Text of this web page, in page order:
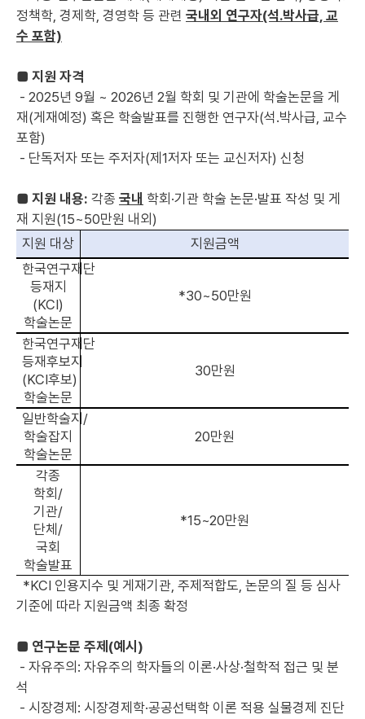
정책학, 경제학, 경영학 등 관련 국내외 연구자(석․박사급, 교
수 포함)
■ 지원 자격
- 2025년 9월 ~ 2026년 2월 학회 및 기관에 학술논문을 게
재(게재예정) 혹은 학술발표를 진행한 연구자(석․박사급, 교수
포함)
- 단독저자 또는 주저자(제1저자 또는 교신저자) 신청
■ 지원 내용: 각종 국내 학회·기관 학술 논문·발표 작성 및 게
재 지원(15~50만원 내외)
지원 대상
지원금액
한국연구재단
등재지
(KCI)
학술논문
*30~50만원
한국연구재단
등재후보지
(KCI후보)
학술논문
30만원
일반학술지 /
학술잡지
학술논문
20만원
각종
학회 /
기관/
단체 /
국회
학술발표
*15~20만원
*KCI 인용지수 및 게재기관, 주제적합도, 논문의 질 등 심사
기준에 따라 지원금액 최종 확정
■ 연구논문 주제(예시)
- 자유주의: 자유주의 학자들의 이론·사상·철학적 접근 및 분
석
- 시장경제: 시장경제학·공공선택학 이론 적용 실물경제 진단